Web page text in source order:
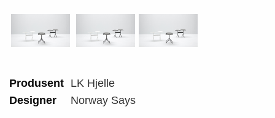
Produsent LK Hjelle
Designer
Norway Says